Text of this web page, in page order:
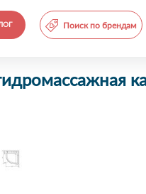
Поиск по брендам